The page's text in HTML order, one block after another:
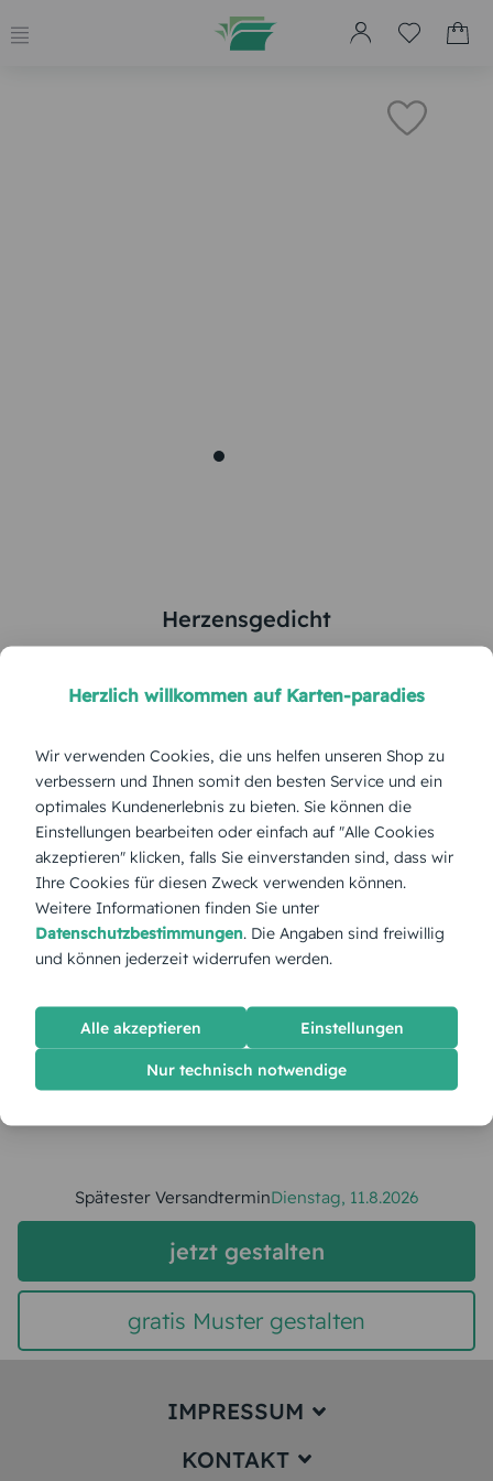
Herzensgedicht
Gesamte Serie anzeigen
Farbe:
Format: Klappkarte 145x145 mm
Papierart: Bilderdruck
Menge:
Stückpreis: 2,60 €
Spätester VersandterminDienstag, 11.8.2026
jetzt gestalten
gratis Muster gestalten
IMPRESSUM
Impressum
KONTAKT
Herzlich willkommen auf Karten-paradies
Wir verwenden Cookies, die uns helfen unseren Shop zu
verbessern und Ihnen somit den besten Service und ein
optimales Kundenerlebnis zu bieten. Sie können die
Einstellungen bearbeiten oder einfach auf "Alle Cookies
akzeptieren" klicken, falls Sie einverstanden sind, dass wir
Ihre Cookies für diesen Zweck verwenden können.
Weitere Informationen finden Sie unter
Datenschutzbestimmungen. Die Angaben sind freiwillig
und können jederzeit widerrufen werden.
Alle akzeptieren Einstellungen
Nur technisch notwendige